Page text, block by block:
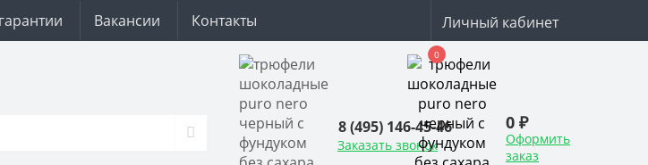
Вакансии Контакты Личный кабинет
8 (495) 146-45-46
Заказать звонок
0
0 ₽
Оформить
заказ